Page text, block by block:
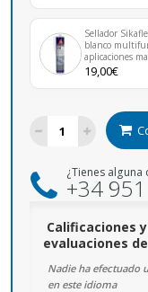
Sellador
blanco
aplicaciones
19,00€
¿Tienes alguna
+34
Calificaciones y
evaluaciones
Nadie ha efectuado
en este idioma